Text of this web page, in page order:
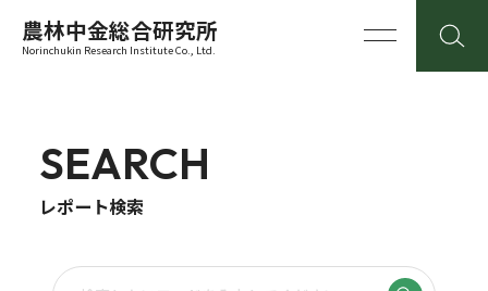
農林中金総合研究所
Norinchukin Research Institute Co., Ltd.
SEARCH
レポート検索